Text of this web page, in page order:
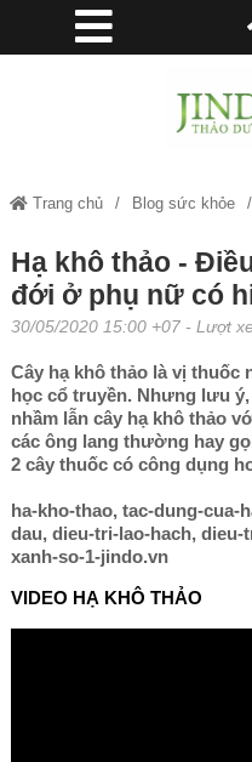
Trang chủ Blog sức khỏe
Hạ khô thảo - Điều trị lao hạch,
đồn?
Hạ khô thảo -
đới ở phụ nữ có
30/05/2020 15:00 +07 - Lượt
Cây hạ khô thảo là vị
học cổ truyền. Nhưng lưu
nhầm lẫn cây hạ khô thảo
các ông lang thường hay
2 cây thuốc có công dụng
ha-kho-thao, tac-dung-cua-
dau, dieu-tri-lao-hach,
xanh-so-1-jindo.vn
VIDEO HẠ KHÔ THẢO